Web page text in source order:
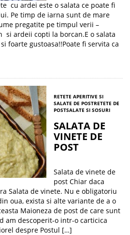
cu ardei este o salata ce poate fi
Pe timp de iarna sunt de mare
pregatite pe timpul verii –
si ardeii copti la borcan.E o salata
foarte gustoasa!!Poate fi servita ca
RETETE APERITIVE SI
SALATE DE POSTRETETE DE
POSTSALATE SI SOSURI
SALATA DE
VINETE DE
POST
Salata de vinete de
post Chiar daca
Salata de vinete. Nu e obligatoriu
oua, exista si alte variante de a o
Maioneza de post de care sunt
am descoperit-o intr-o carticica
despre Postul […]